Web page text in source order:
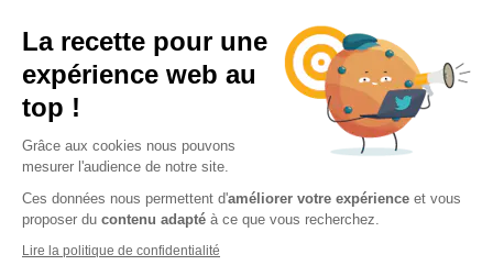
La recette pour une
expérience web au
top !
Grâce aux cookies nous pouvons
mesurer l'audience de notre site.
Ces données nous permettent d'améliorer votre expérience et vous
proposer du contenu adapté à ce que vous recherchez.
Lire la politique de confidentialité